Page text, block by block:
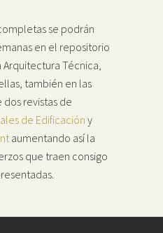
se podrán
en el repositorio
Técnica,
también en las
revistas de
de Edificación y
aumentando así la
que traen consigo